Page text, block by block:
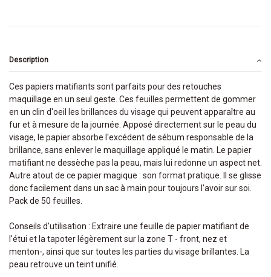
Description
Ces papiers matifiants sont parfaits pour des retouches
maquillage en un seul geste. Ces feuilles permettent de gommer
en un clin d'oeil les brillances du visage qui peuvent apparaître au
fur et à mesure de la journée. Apposé directement sur le peau du
visage, le papier absorbe l'excédent de sébum responsable de la
brillance, sans enlever le maquillage appliqué le matin. Le papier
matifiant ne dessèche pas la peau, mais lui redonne un aspect net.
Autre atout de ce papier magique : son format pratique. Il se glisse
donc facilement dans un sac à main pour toujours l'avoir sur soi.
Pack de 50 feuilles.
Conseils d'utilisation : Extraire une feuille de papier matifiant de
l'étui et la tapoter légèrement sur la zone T - front, nez et
menton-, ainsi que sur toutes les parties du visage brillantes. La
peau retrouve un teint unifié.